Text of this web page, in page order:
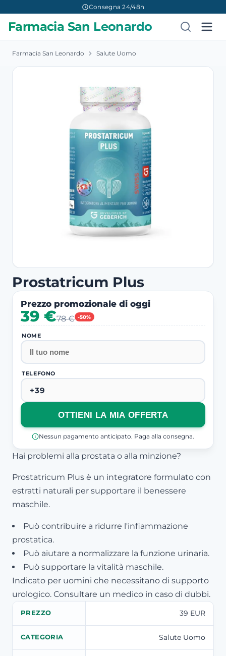
Consegna 24/48h
Farmacia San Leonardo
Farmacia San Leonardo Salute Uomo
Prostatricum Plus
Prezzo promozionale di oggi
-50%
39 €78 €
NOME
TELEFONO
OTTIENI LA MIA OFFERTA
Nessun pagamento anticipato. Paga alla consegna.
Hai problemi alla prostata o alla minzione?
Prostatricum Plus è un integratore formulato con
estratti naturali per supportare il benessere
maschile.
Può contribuire a ridurre l'infiammazione
prostatica.
Può aiutare a normalizzare la funzione urinaria.
Può supportare la vitalità maschile.
Indicato per uomini che necessitano di supporto
urologico. Consultare un medico in caso di dubbi.
PREZZO 39 EUR
CATEGORIA Salute Uomo